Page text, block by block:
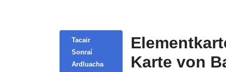
Tacair
Sonraí
Ardluacha
Karte von